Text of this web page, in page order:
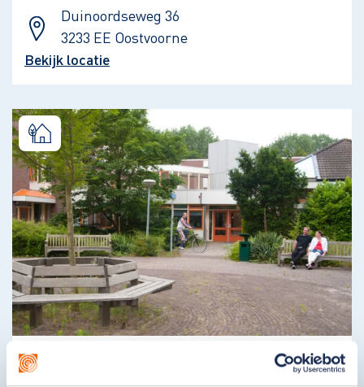
Duinoordseweg 36
3233 EE Oostvoorne
Bekijk locatie
Agathahuis